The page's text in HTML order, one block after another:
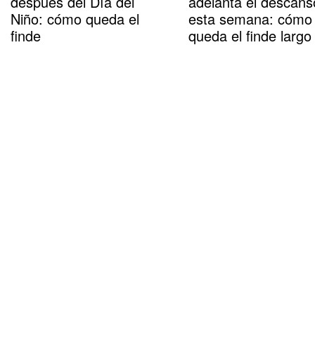
Niño: cómo queda el
finde
esta semana: cómo
queda el finde largo